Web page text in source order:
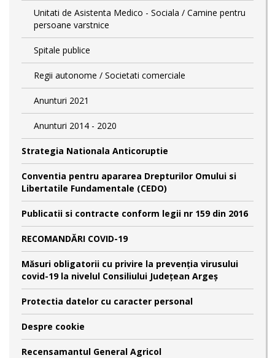
Unitati de Asistenta Medico - Sociala / Camine pentru
persoane varstnice
Spitale publice
Regii autonome / Societati comerciale
Anunturi 2021
Anunturi 2014 - 2020
Strategia Nationala Anticoruptie
Conventia pentru apararea Drepturilor Omului si
Libertatile Fundamentale (CEDO)
Publicatii si contracte conform legii nr 159 din 2016
RECOMANDĂRI COVID-19
Măsuri obligatorii cu privire la prevenția virusului
covid-19 la nivelul Consiliului Județean Argeș
Protectia datelor cu caracter personal
Despre cookie
Recensamantul General Agricol